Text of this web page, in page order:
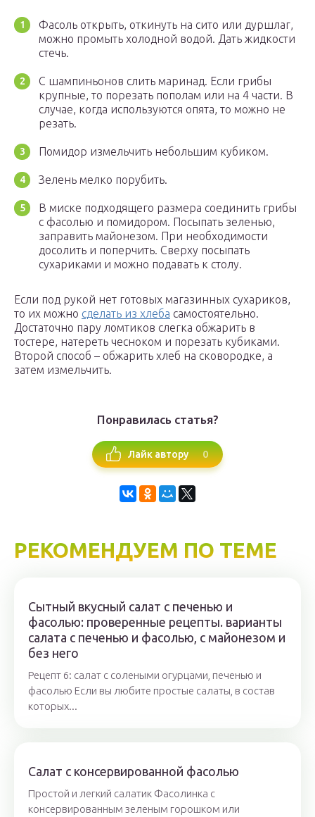
Фасоль открыть, откинуть на сито или дуршлаг,
можно промыть холодной водой. Дать жидкости
стечь.
С шампиньонов слить маринад. Если грибы
крупные, то порезать пополам или на 4 части. В
случае, когда используются опята, то можно не
резать.
Помидор измельчить небольшим кубиком.
Зелень мелко порубить.
В миске подходящего размера соединить грибы
с фасолью и помидором. Посыпать зеленью,
заправить майонезом. При необходимости
досолить и поперчить. Сверху посыпать
сухариками и можно подавать к столу.
Если под рукой нет готовых магазинных сухариков,
то их можно сделать из хлеба самостоятельно.
Достаточно пару ломтиков слегка обжарить в
тостере, натереть чесноком и порезать кубиками.
Второй способ – обжарить хлеб на сковородке, а
затем измельчить.
Понравилась статья?
Лайк автору 0
РЕКОМЕНДУЕМ ПО ТЕМЕ
Сытный вкусный салат с печенью и
фасолью: проверенные рецепты. варианты
салата с печенью и фасолью, с майонезом и
без него
Рецепт 6: салат с солеными огурцами, печенью и
фасолью Если вы любите простые салаты, в состав
которых...
Салат с консервированной фасолью
Простой и легкий салатик Фасолинка с
консервированным зеленым горошком или